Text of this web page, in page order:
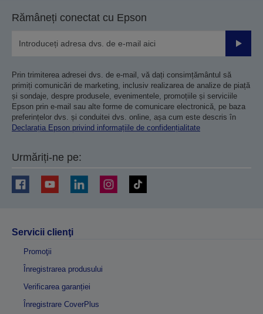
Rămâneți conectat cu Epson
Prin trimiterea adresei dvs. de e-mail, vă dați consimțământul să
primiți comunicări de marketing, inclusiv realizarea de analize de piață
și sondaje, despre produsele, evenimentele, promoțiile și serviciile
Epson prin e-mail sau alte forme de comunicare electronică, pe baza
preferințelor dvs. și conduitei dvs. online, așa cum este descris în
Declarația Epson privind informațiile de confidențialitate
Urmăriți-ne pe:
Servicii clienţi
Promoţii
Înregistrarea produsului
Verificarea garanției
Înregistrare CoverPlus